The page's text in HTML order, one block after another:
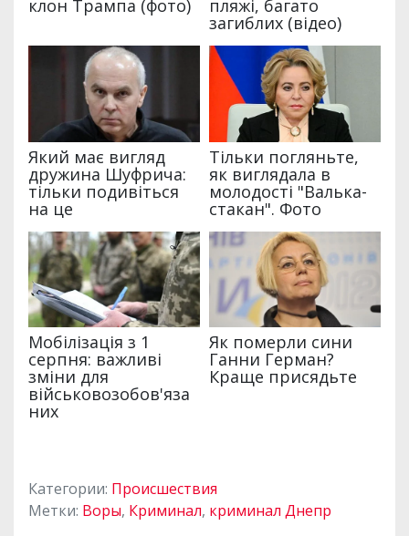
Категории: Происшествия
Метки: Воры, Криминал, криминал Днепр